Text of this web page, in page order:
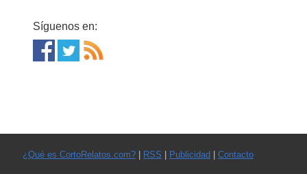
Síguenos en:
¿Qué es CortoRelatos.com?| RSS Publicidad Contacto